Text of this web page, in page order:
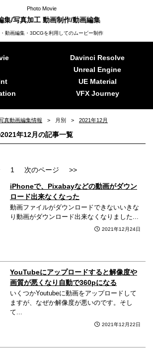
Photo Movie
集/写真加工 動画制作/動画編集
動画編集・3DCGを利用してのムービー制作
Davinci Resolve
Unreal Engine
UE Material
VFX Journey
真動画編集情報 月別 2021年12月
年12月の記事一覧
1 次のページ >>
iPhoneで、Pixabayなどの動画がダウン
ロード出来なくなった
動画ファイルがダウンロードできないいきな
り動画がダウンロード出来なくなりました...
2021年12月24日
YouTubeにアップロードすると解像度や
画質が悪くなり自動で360pになる
いくつかYoutubeに動画をアップロードして
ますが、なぜか解像度が悪いのです。そし
て...
2021年12月22日